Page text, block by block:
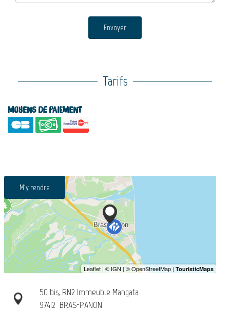
Envoyer
Tarifs
Moyens de paiement
M'y rendre
50 bis, RN2 Immeuble Mangata
97412 BRAS-PANON